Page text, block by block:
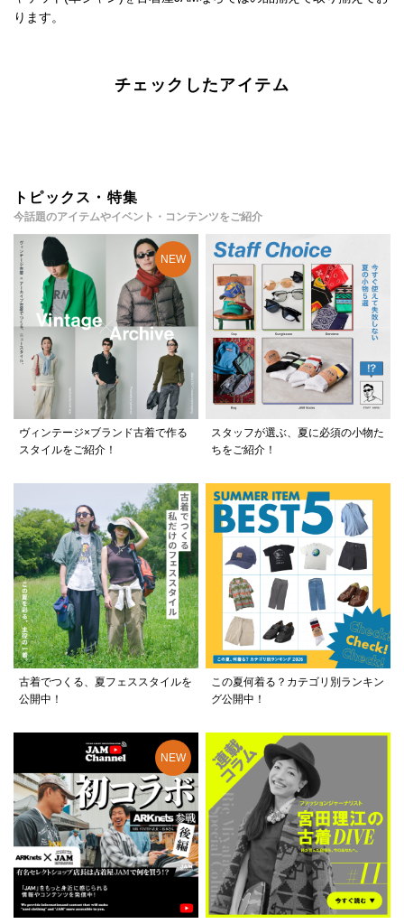
ります。
チェックしたアイテム
トピックス・特集
今話題のアイテムやイベント・コンテンツをご紹介
ヴィンテージ×ブランド古着で作る
スタイルをご紹介！
スタッフが選ぶ、夏に必須の小物た
ちをご紹介！
古着でつくる、夏フェススタイルを
公開中！
この夏何着る？カテゴリ別ランキン
グ公開中！